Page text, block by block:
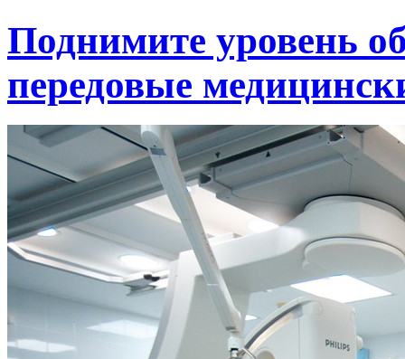
Поднимите уровень
передовые